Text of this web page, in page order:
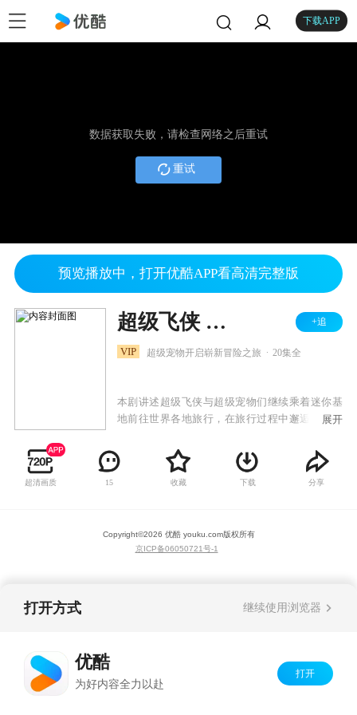
下载APP
数据获取失败，请检查网络之后重试
重试
预览播放中，打开优酷APP看高清完整版
超级飞侠 第十四季 +追
VIP 超级宠物开启崭新冒险之旅 20集全
本剧讲述超级飞侠与超级宠物们继续乘着迷你基
地前往世界各地旅行，在旅行过程中邂逅世界各
题的故事。如在山东潍坊，他们帮助小宝成功放
飞了巨型章鱼风筝；在菲律宾，他们通过特制音
响和扩音设备，帮助一个叫利娅的女孩达成了和
装备和丰富想象力的办法，圆满地解决问题。
展开
超清画质 15 收藏 下载 分享
Copyright©2026 优酷 youku.com版权所有
京ICP备06050721号-1
打开方式 继续使用浏览器
优酷
为好内容全力以赴
打开